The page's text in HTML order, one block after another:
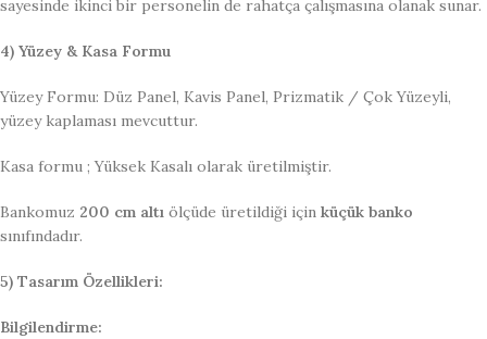
sayesinde ikinci bir personelin de rahatça çalışmasına olanak sunar.
4) Yüzey & Kasa Formu
Yüzey Formu: Düz Panel, Kavis Panel, Prizmatik / Çok Yüzeyli,
yüzey kaplaması mevcuttur.
Kasa formu ; Yüksek Kasalı olarak üretilmiştir.
Bankomuz 200 cm altı ölçüde üretildiği için küçük banko
sınıfındadır.
5) Tasarım Özellikleri:
Bilgilendirme: